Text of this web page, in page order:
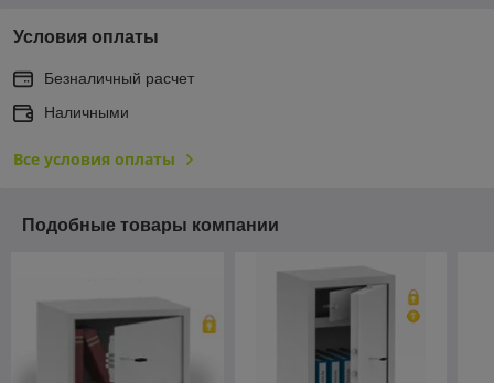
Условия оплаты
Безналичный расчет
Наличными
Все условия оплаты
Подобные товары компании